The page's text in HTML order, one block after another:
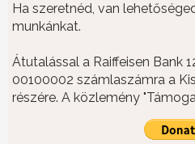
Ha szeretnéd, van
munkánkat.
Átutalással a Raiffeisen Bank
00100002 számlaszámra a
részére. A közlemény